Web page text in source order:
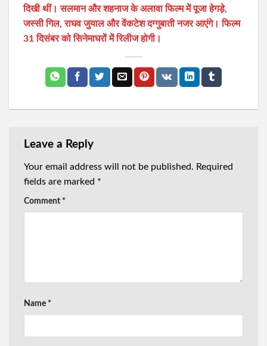
दिखी थीं। सलमान और शहनाज के अलावा फिल्म में पूजा हेगड़े,
जस्सी गिल, राघव जुयाल और वेंकटेश दग्गुबाती नजर आएंगे। फिल्म
31 दिसंबर को सिनेमाघरों में रिलीज होगी।
Leave a Reply
Your email address will not be published. Required
fields are marked *
Comment *
Name *